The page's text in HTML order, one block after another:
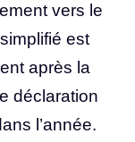
vers le
est
après la
déclaration
l’année.